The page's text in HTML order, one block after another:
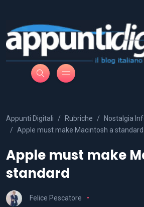
Appunti Digitali Rubriche
Nostalgia
Apple must make Macintosh a standard
Apple must make
standard
Felice Pescatore